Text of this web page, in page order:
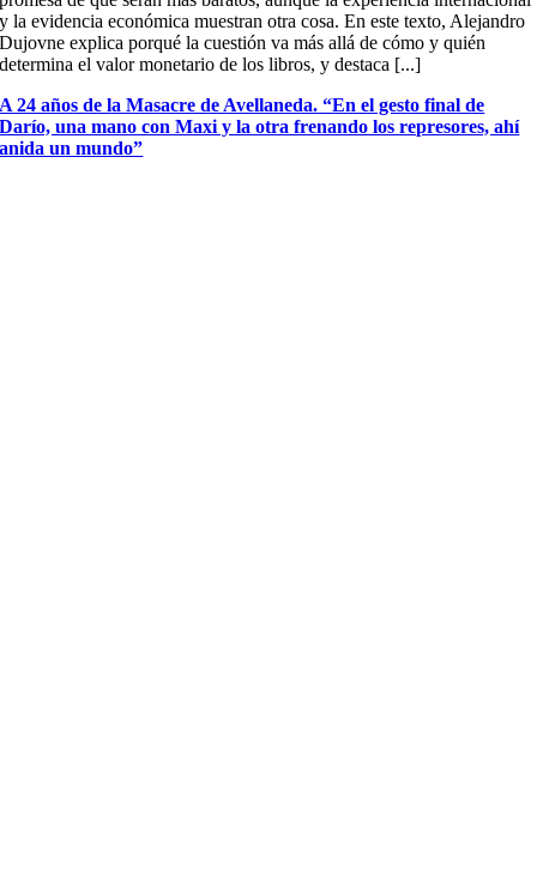
y la evidencia económica muestran otra cosa. En este texto, Alejandro
Dujovne explica porqué la cuestión va más allá de cómo y quién
determina el valor monetario de los libros, y destaca [...]
A 24 años de la Masacre de Avellaneda. “En el gesto final de
Darío, una mano con Maxi y la otra frenando los represores, ahí
anida un mundo”